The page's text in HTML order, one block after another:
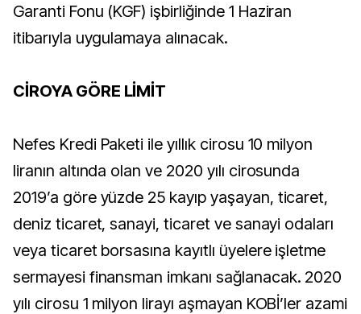
Garanti Fonu (KGF) işbirliğinde 1 Haziran
itibarıyla uygulamaya alınacak.
CİROYA GÖRE LİMİT
Nefes Kredi Paketi ile yıllık cirosu 10 milyon
liranın altında olan ve 2020 yılı cirosunda
2019’a göre yüzde 25 kayıp yaşayan, ticaret,
deniz ticaret, sanayi, ticaret ve sanayi odaları
veya ticaret borsasına kayıtlı üyelere işletme
sermayesi finansman imkanı sağlanacak. 2020
yılı cirosu 1 milyon lirayı aşmayan KOBİ’ler azami